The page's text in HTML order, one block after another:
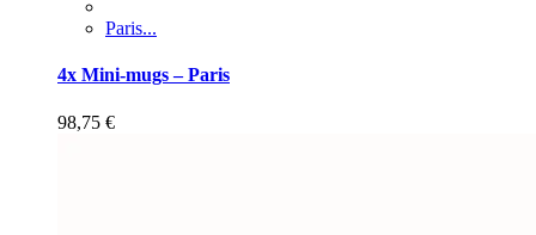
Paris...
4x Mini-mugs – Paris
98,75 €